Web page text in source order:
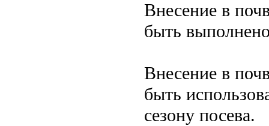
Внесение в
быть
Внесение в
быть
сезону посева.